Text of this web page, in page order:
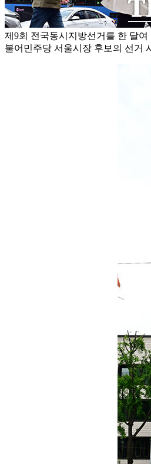
제9회 전국동시지방선거를 한 달
불어민주당 서울시장 후보의 선거